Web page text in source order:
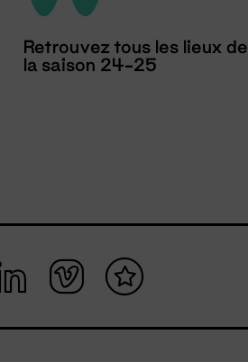
Retrouvez tous les lieux de
la saison 24-25